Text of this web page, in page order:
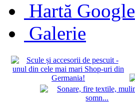
Hartă Google
Galerie